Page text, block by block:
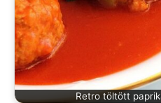
Retro töltött